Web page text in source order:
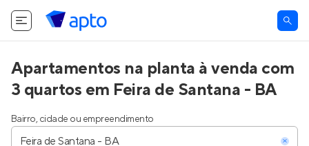
Apartamentos na planta à venda com
3 quartos em Feira de Santana - BA
Bairro, cidade ou empreendimento